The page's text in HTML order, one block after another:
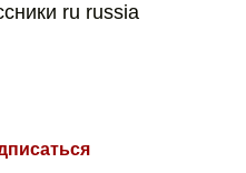
ru russiа